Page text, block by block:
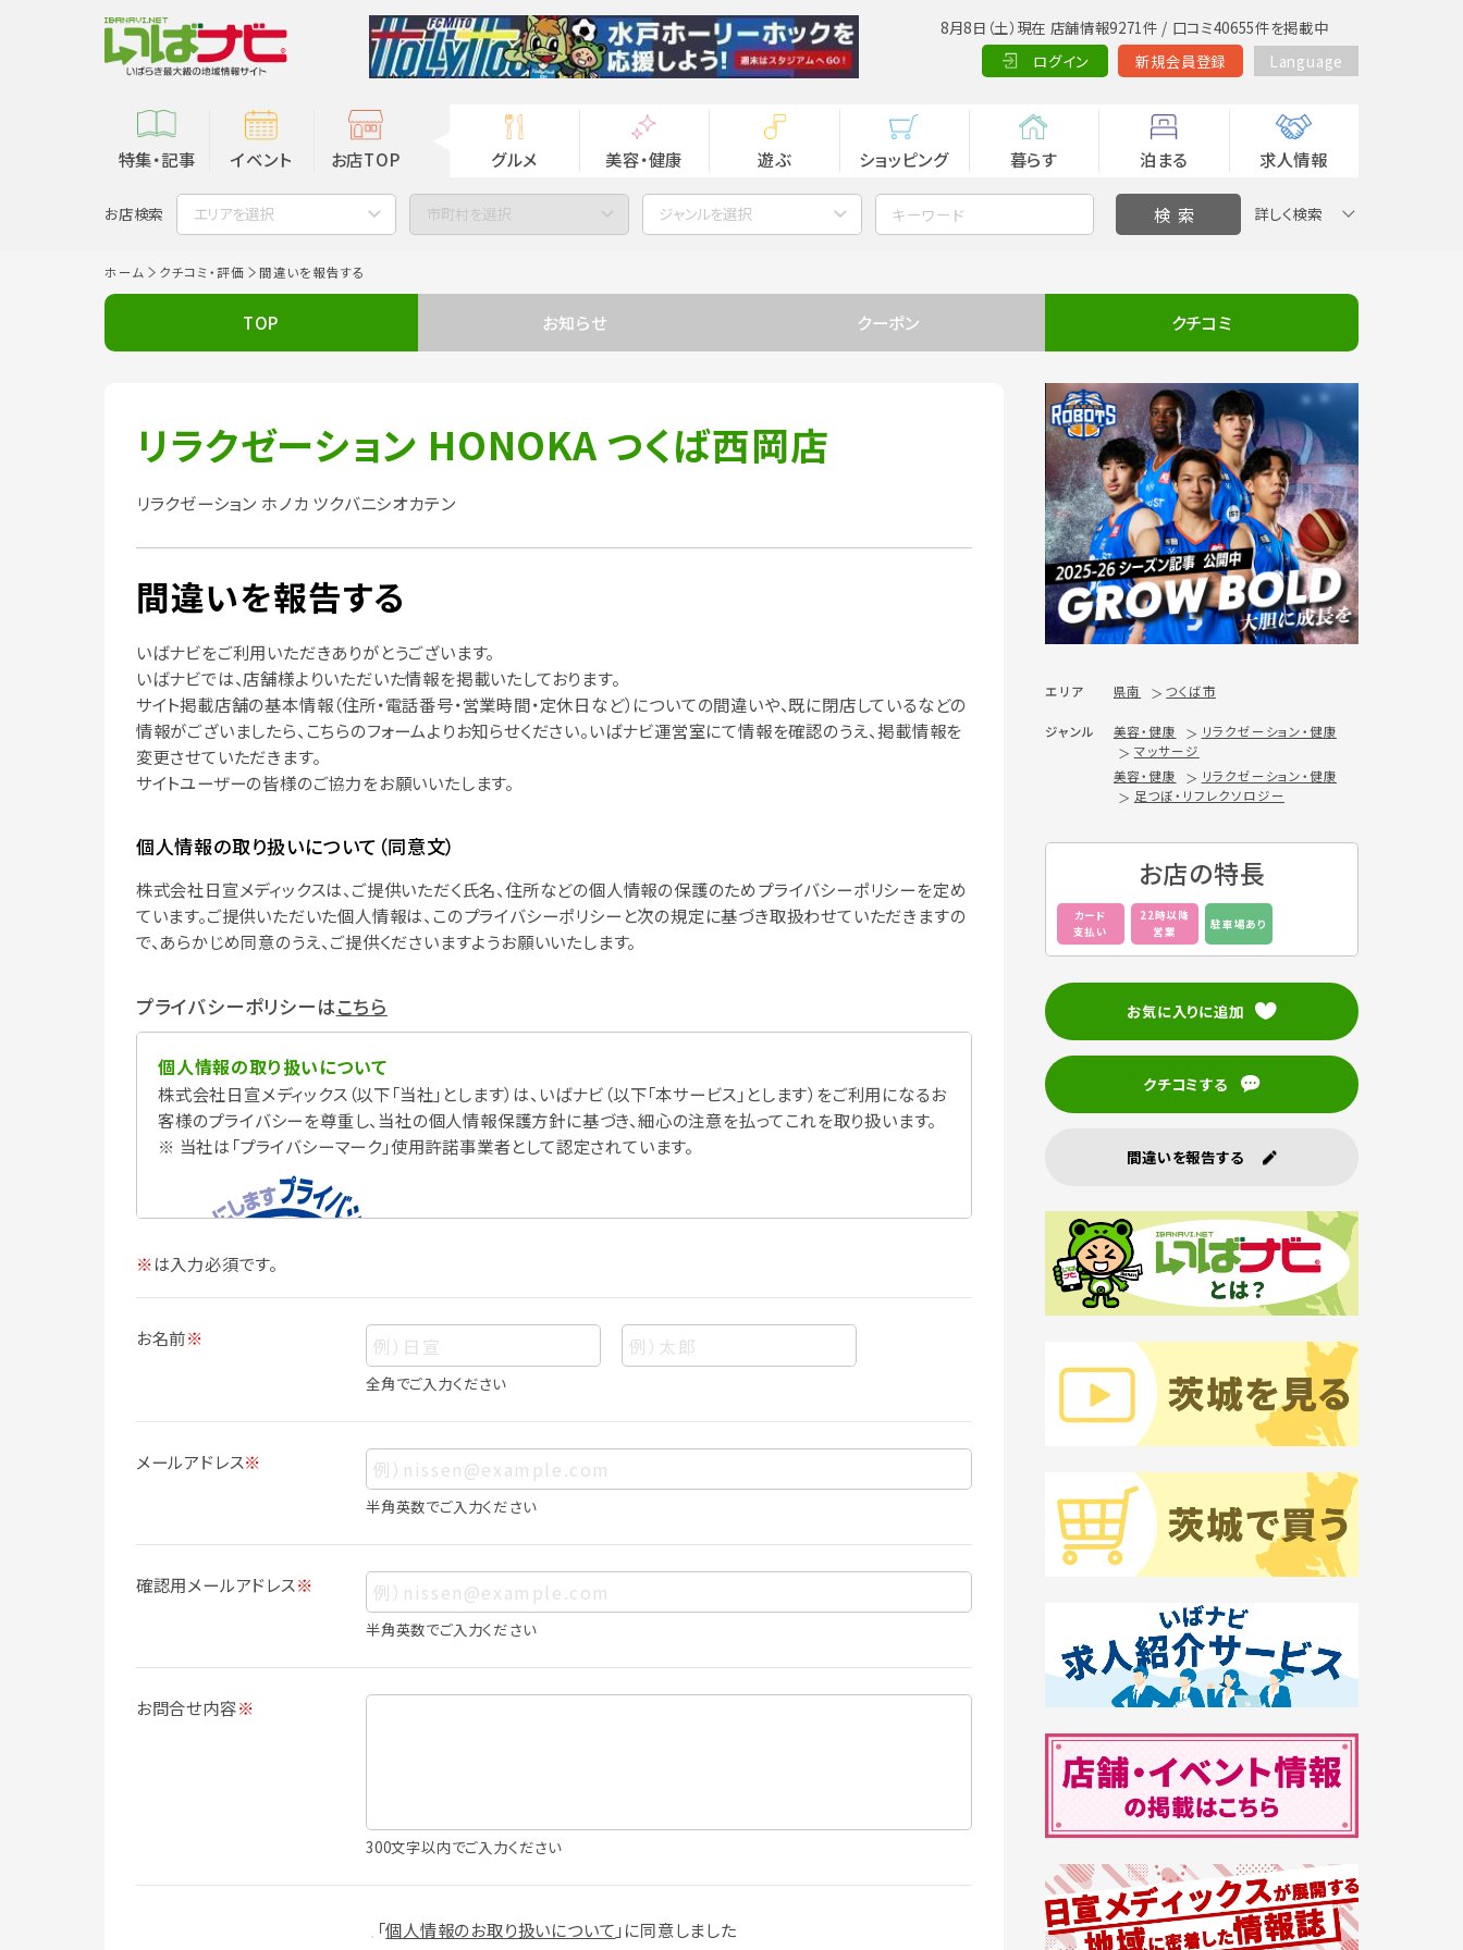
8月8日（土）現在 店舗情報9271件 / 口コミ40655件を掲載中
ログイン
新規会員登録 Language
特集・記事 イベント お店TOP グルメ 美容・健康 遊ぶ ショッピング 暮らす 泊まる 求人情報
お店検索 エリアを選択 市町村を選択 ジャンルを選択 詳しく検索
ホーム クチコミ・評価 間違いを報告する
TOP お知らせ クーポン クチコミ
リラクゼーション HONOKA つくば西岡店
リラクゼーション ホノカ ツクバニシオカテン
間違いを報告する
いばナビをご利用いただきありがとうございます。
いばナビでは、店舗様よりいただいた情報を掲載いたしております。
サイト掲載店舗の基本情報（住所・電話番号・営業時間・定休日など）についての間違いや、既に閉店しているなどの
情報がございましたら、こちらのフォームよりお知らせください。いばナビ運営室にて情報を確認のうえ、掲載情報を
変更させていただきます。
サイトユーザーの皆様のご協力をお願いいたします。
個人情報の取り扱いについて（同意文）
株式会社日宣メディックスは、ご提供いただく氏名、住所などの個人情報の保護のためプライバシーポリシーを定め
ています。ご提供いただいた個人情報は、このプライバシーポリシーと次の規定に基づき取扱わせていただきますの
で、あらかじめ同意のうえ、ご提供くださいますようお願いいたします。
プライバシーポリシーはこちら
個人情報の取り扱いについて
株式会社日宣メディックス（以下「当社」とします）は、いばナビ（以下「本サービス」とします）をご利用になるお
客様のプライバシーを尊重し、当社の個人情報保護方針に基づき、細心の注意を払ってこれを取り扱います。
※ 当社は「プライバシーマーク」使用許諾事業者として認定されています。
個人情報
個人情報とは、お客様個人に関する情報であって、当該情報を構成する氏名、住所、電話番号、メールアドレ
ス、生年月日、写真その他の記述等により、お客様個人を特定できるものをいいます。また、その情報のみで
は識別できない場合でも、他の情報と容易に照合することで、結果的にお客様個人を識別できるものも個
個人情報の利用目的について
本サービスにおける個人情報の利用目的は以下の通りであり、これらの目的達成の範囲を超えてお客様の
個人情報を利用することはありません。
・会員ポイントプログラムの運営
・各種お申込みや、お問い合わせへの対応
・投稿したクチコミ情報、写真の本サービスへの掲載
※は入力必須です。
お名前※
全角でご入力ください
メールアドレス※
半角英数でご入力ください
確認用メールアドレス※
半角英数でご入力ください
お問合せ内容※
300文字以内でご入力ください
「個人情報のお取り扱いについて 」に同意しました
エリア 県南 つくば市
ジャンル 美容・健康
リラクゼーション・健康
マッサージ
美容・健康
リラクゼーション・健康
足つぼ・リフレクソロジー
お店の特長
カード
支払い
22時以降
営業
駐車場あり
お気に入りに追加
クチコミする
間違いを報告する